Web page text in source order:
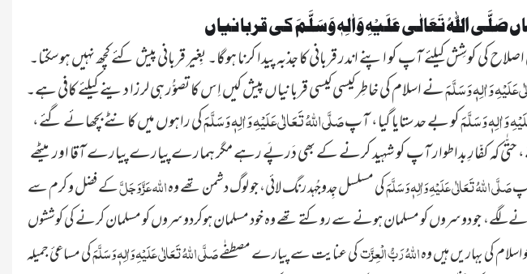
صَلَّی اللہُ تَعَالٰی عَلَیْہِ وَاٰلِہٖ وَسَلَّمَ کی قربانیاں
عَلَیْہِ وَاٰلِہٖ وَسَلَّمَنے اسلام کی خاطِر کیسی کیسی قربانیاں پیش کیں اِس کا تصوُّر ہی لرزا دینے کیلئے کافی ہے۔
وَاٰلِہٖ وَسَلَّمَکو بے حد ستایا گیا، آپصَلَّی اللہُ تَعَالٰی عَلَیْہِ وَاٰلِہٖ وَسَلَّمَکی راہوں میں کانٹے بچھائے گئے،
حتّٰی کہ کفّارِ بداطوار آپ کو شہید کرنے کے بھی دَرپَے رہے مگر ہمارے پیارے پیارے آقا اورمیٹھے
صَلَّی اللہُ تَعَالٰی عَلَیْہِ وَاٰلِہٖ وَسَلَّمَکی مسلسل جِدوجُہد رنگ لائی، جو لوگ دشمن تھے وہاللہ عَزَّ وَجَلَّکے فضل و کرم سے
جو دوسروں کو مسلمان ہونے سے روکتے تھے وہ خود مسلمان ہوکردوسروں کو مسلمان کرنے کی کوششوں
کی بہاریں ہیں وہاللّٰہُ رَبُّ الْعِزَّتکی عنایت سے پیارے مصطفٰےصَلَّی اللہُ تَعَالٰی عَلَیْہِ وَاٰلِہٖ وَسَلَّمَکی مساعیٔ جمیلہ